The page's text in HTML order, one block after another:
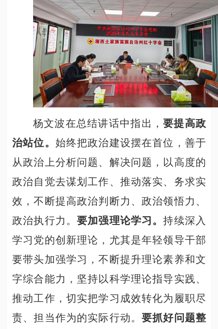
杨文波在总结讲话中指出，要提高政
治站位。 始终把政治建设摆在首位，善于
从政治上分析问题、解决问题，以高度的
政治自觉去谋划工作、推动落实、务求实
效，不断提高政治判断力、政治领悟力、
政治执行力。要加强理论学习。持续深入
学习党的创新理论，尤其是年轻领导干部
要带头加强学习，不断提升理论素养和文
字综合能力，坚持以科学理论指导实践、
推动工作，切实把学习成效转化为履职尽
责、担当作为的实际行动。要抓好问题整